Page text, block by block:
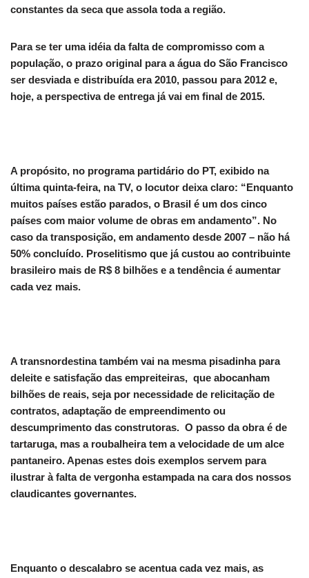
constantes da seca que assola toda a região.
Para se ter uma idéia da falta de compromisso com a
população, o prazo original para a água do São Francisco
ser desviada e distribuída era 2010, passou para 2012 e,
hoje, a perspectiva de entrega já vai em final de 2015.
A propósito, no programa partidário do PT, exibido na
última quinta-feira, na TV, o locutor deixa claro: “Enquanto
muitos países estão parados, o Brasil é um dos cinco
países com maior volume de obras em andamento”. No
caso da transposição, em andamento desde 2007 – não há
50% concluído. Proselitismo que já custou ao contribuinte
brasileiro mais de R$ 8 bilhões e a tendência é aumentar
cada vez mais.
A transnordestina também vai na mesma pisadinha para
deleite e satisfação das empreiteiras, que abocanham
bilhões de reais, seja por necessidade de relicitação de
contratos, adaptação de empreendimento ou
descumprimento das construtoras. O passo da obra é de
tartaruga, mas a roubalheira tem a velocidade de um alce
pantaneiro. Apenas estes dois exemplos servem para
ilustrar à falta de vergonha estampada na cara dos nossos
claudicantes governantes.
Enquanto o descalabro se acentua cada vez mais, as